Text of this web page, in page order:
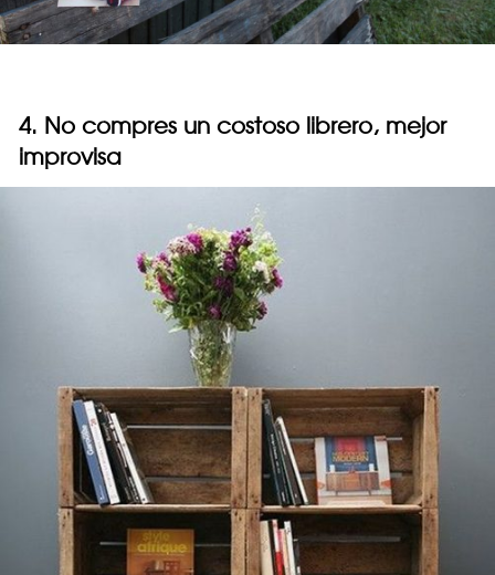
4. No compres un costoso librero, mejor
improvisa